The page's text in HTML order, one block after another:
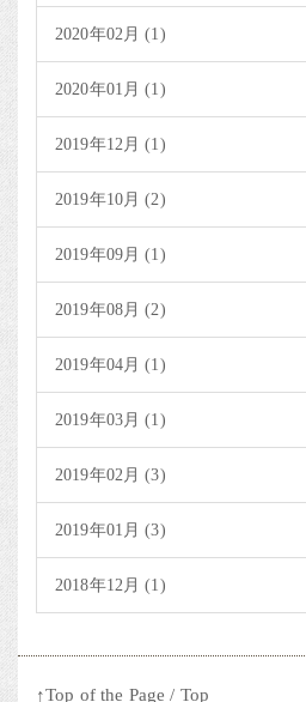
2020年02月 (1)
2020年01月 (1)
2019年12月 (1)
2019年10月 (2)
2019年09月 (1)
2019年08月 (2)
2019年04月 (1)
2019年03月 (1)
2019年02月 (3)
2019年01月 (3)
2018年12月 (1)
↑Top of the Page/ Top